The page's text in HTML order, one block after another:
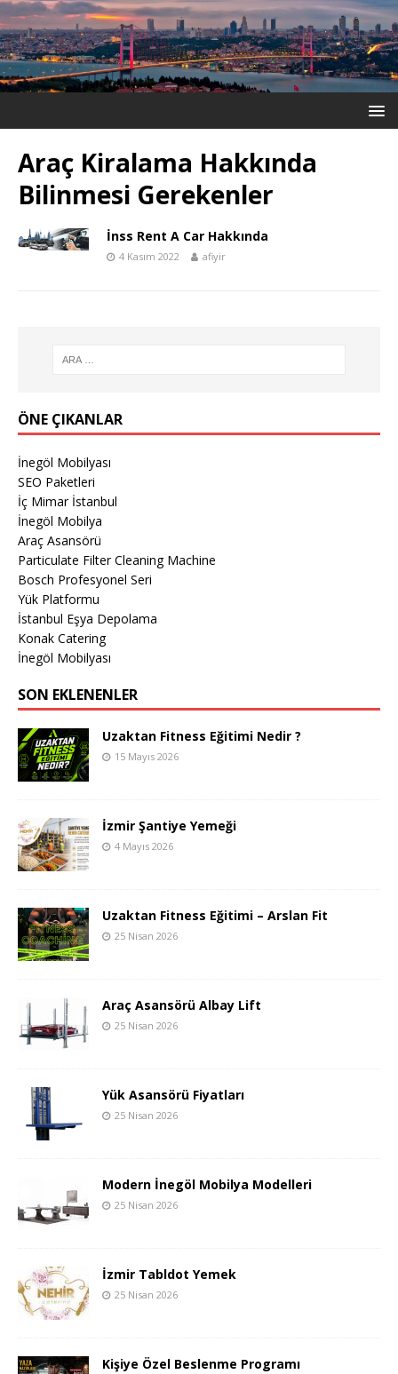
Araç Kiralama Hakkında
Bilinmesi Gerekenler
İnss Rent A Car Hakkında
4 Kasım 2022 afiyir
ÖNE ÇIKANLAR
İnegöl Mobilyası
SEO Paketleri
İç Mimar İstanbul
İnegöl Mobilya
Araç Asansörü
Particulate Filter Cleaning Machine
Bosch Profesyonel Seri
Yük Platformu
İstanbul Eşya Depolama
Konak Catering
İnegöl Mobilyası
SON EKLENENLER
Uzaktan Fitness Eğitimi Nedir ?
15 Mayıs 2026
İzmir Şantiye Yemeği
4 Mayıs 2026
Uzaktan Fitness Eğitimi – Arslan Fit
25 Nisan 2026
Araç Asansörü Albay Lift
25 Nisan 2026
Yük Asansörü Fiyatları
25 Nisan 2026
Modern İnegöl Mobilya Modelleri
25 Nisan 2026
İzmir Tabldot Yemek
25 Nisan 2026
Kişiye Özel Beslenme Programı